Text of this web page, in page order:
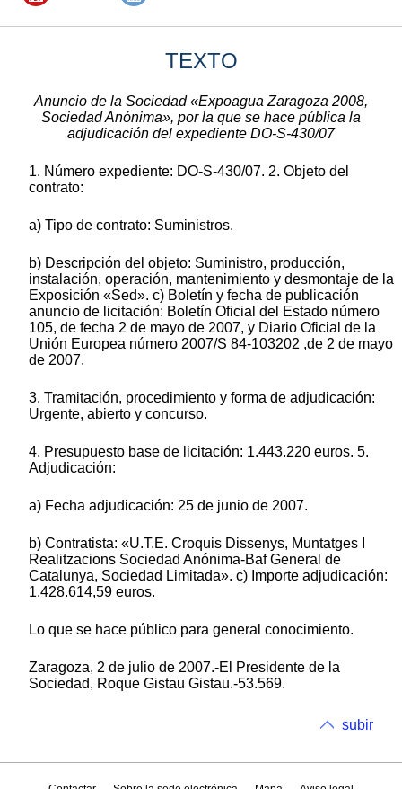
TEXTO
Anuncio de la Sociedad «Expoagua Zaragoza 2008,
Sociedad Anónima», por la que se hace pública la
adjudicación del expediente DO-S-430/07
1. Número expediente: DO-S-430/07. 2. Objeto del
contrato:
a) Tipo de contrato: Suministros.
b) Descripción del objeto: Suministro, producción,
instalación, operación, mantenimiento y desmontaje de la
Exposición «Sed». c) Boletín y fecha de publicación
anuncio de licitación: Boletín Oficial del Estado número
105, de fecha 2 de mayo de 2007, y Diario Oficial de la
Unión Europea número 2007/S 84-103202 ,de 2 de mayo
de 2007.
3. Tramitación, procedimiento y forma de adjudicación:
Urgente, abierto y concurso.
4. Presupuesto base de licitación: 1.443.220 euros. 5.
Adjudicación:
a) Fecha adjudicación: 25 de junio de 2007.
b) Contratista: «U.T.E. Croquis Dissenys, Muntatges I
Realitzacions Sociedad Anónima-Baf General de
Catalunya, Sociedad Limitada». c) Importe adjudicación:
1.428.614,59 euros.
Lo que se hace público para general conocimiento.
Zaragoza, 2 de julio de 2007.-El Presidente de la
Sociedad, Roque Gistau Gistau.-53.569.
subir